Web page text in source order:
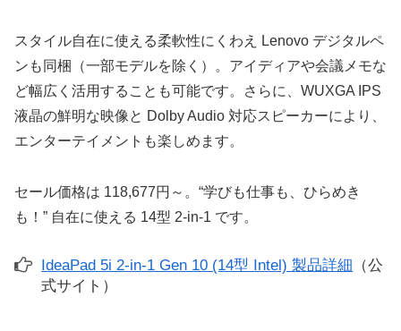
スタイル自在に使える柔軟性にくわえ Lenovo デジタルペ
ンも同梱（一部モデルを除く）。アイディアや会議メモな
ど幅広く活用することも可能です。さらに、WUXGA IPS
液晶の鮮明な映像と Dolby Audio 対応スピーカーにより、
エンターテイメントも楽しめます。
セール価格は 118,677円～。“学びも仕事も、ひらめき
も！” 自在に使える 14型 2-in-1 です。
IdeaPad 5i 2-in-1 Gen 10 (14型 Intel) 製品詳細
（公
式サイト）